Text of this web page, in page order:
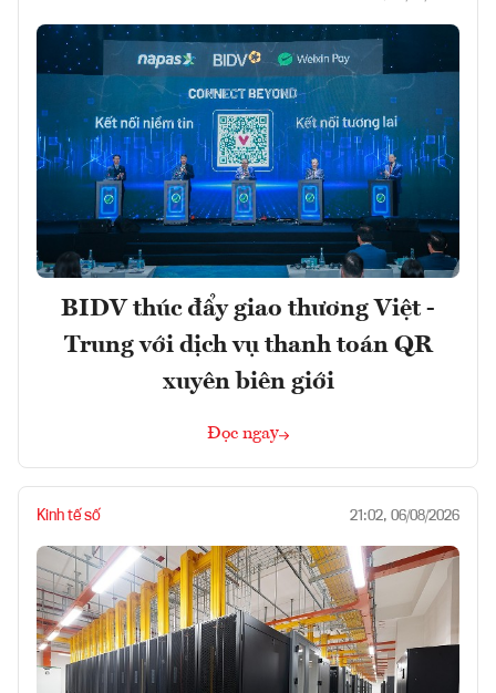
BIDV thúc đẩy giao thương Việt -
Trung với dịch vụ thanh toán QR
xuyên biên giới
Đọc ngay
Kinh tế số 21:02, 06/08/2026